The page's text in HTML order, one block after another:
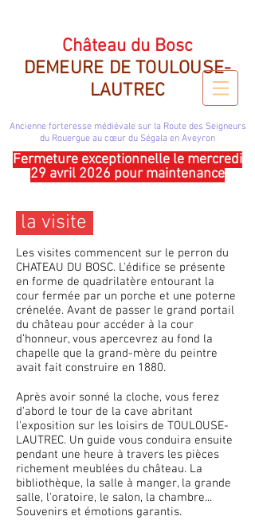
Château du Bosc
DEMEURE DE TOULOUSE-
LAUTREC
Ancienne forteresse médiévale sur la Route des Seigneurs
du Rouergue au cœur du Ségala en Aveyron
Fermeture exceptionnelle le mercredi
29 avril 2026 pour maintenance
la visite
Les visites commencent sur le perron du
CHATEAU DU BOSC. L'édifice se présente
en forme de quadrilatère entourant la
cour fermée par un porche et une poterne
crénelée. Avant de passer le grand portail
du château pour accéder à la cour
d’honneur, vous apercevrez au fond la
chapelle que la grand-mère du peintre
avait fait construire en 1880.
Après avoir sonné la cloche, vous ferez
d'abord le tour de la cave abritant
l'exposition sur les loisirs de TOULOUSE-
LAUTREC. Un guide vous conduira ensuite
pendant une heure à travers les pièces
richement meublées du château. La
bibliothèque, la salle à manger, la grande
salle, l'oratoire, le salon, la chambre...
Souvenirs et émotions garantis.